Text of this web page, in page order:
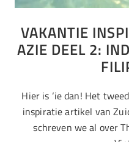
VAKANTIE
AZIE DEEL 2:
Hier is ‘ie dan! Het
inspiratie artikel van
schreven we al over